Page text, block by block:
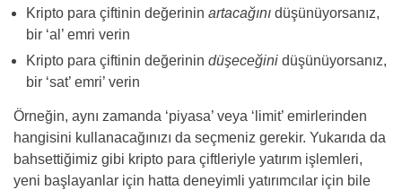
Kripto para çiftinin değerinin artacağını düşünüyorsanız,
bir ‘al’ emri verin
Kripto para çiftinin değerinin düşeceğini düşünüyorsanız,
bir ‘sat’ emri’ verin
Örneğin, aynı zamanda ‘piyasa’ veya ‘limit’ emirlerinden
hangisini kullanacağınızı da seçmeniz gerekir. Yukarıda da
bahsettiğimiz gibi kripto para çiftleriyle yatırım işlemleri,
yeni başlayanlar için hatta deneyimli yatırımcılar için bile